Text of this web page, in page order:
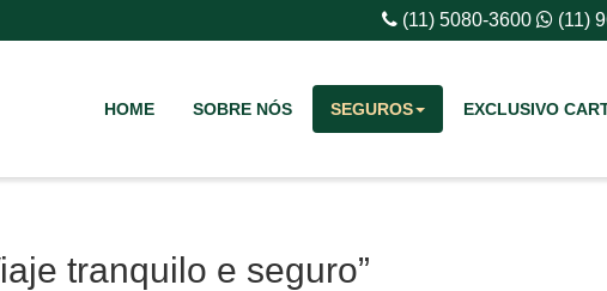
(11) 5080-3600 (11)
HOME SOBRE NÓS SEGUROS EXCLUSIVO
tranquilo e seguro”